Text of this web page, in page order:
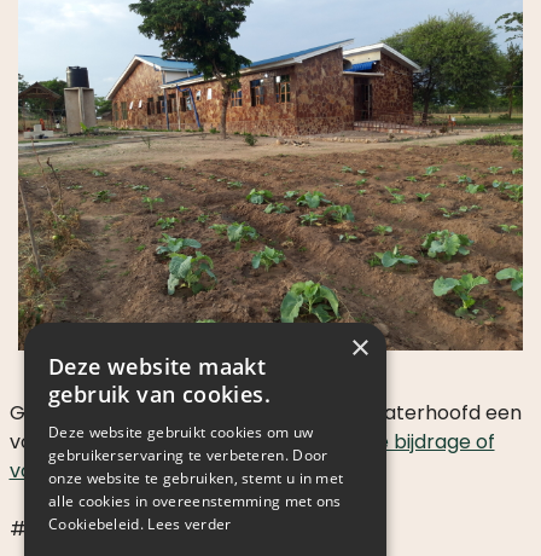
Geef een kind met spina bifida of een waterhoofd een
volwaardig leven! Het kan! Doe een
vrije bijdrage of
voer een maandelijkse stortinguit.
#GEEFLEVEN
×
Deze website maakt
gebruik van cookies.
Deze website gebruikt cookies om uw
gebruikerservaring te verbeteren. Door
onze website te gebruiken, stemt u in met
alle cookies in overeenstemming met ons
Cookiebeleid. Lees verder